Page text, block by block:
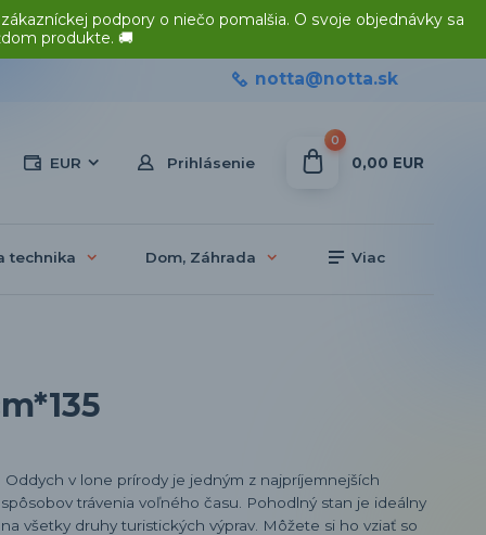
podpory o niečo pomalšia. O svoje objednávky sa
produkte. 🚚
EUR Prihlásenie
notta@notta.sk
0
0,00 EUR
technika Dom, Záhrada Viac
Oddych v lone prírody je jedným z najpríjemnejších
spôsobov trávenia voľného času. Pohodlný stan je ideálny
na všetky druhy turistických výprav. Môžete si ho vziať so